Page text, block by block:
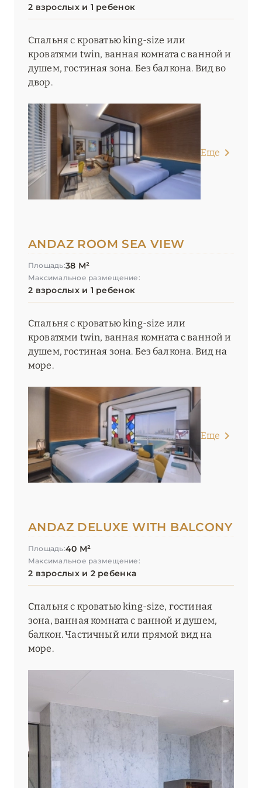
Madinat – Jumeirah Al Naseem
Madinat – Jumeirah Al Qasr
Madinat – Jumeirah Dar Al Masyaf
Madinat – Jumeirah Mina Al Salam
Mandarin Oriental Jumeira, Dubai
NH Collection Dubai The Palm
Nikki Beach Resort & Spa Dubai
One&Only One Za'abeel
Palazzo Versace Dubai
Park Hyatt Dubai
Raffles Dubai
Raffles The Palm Dubai
SIRO One Za’abeel
Sofitel Dubai Downtown
Sofitel Dubai Jumeirah Beach
Sofitel Dubai The Palm Resort & Spa
The Ritz-Carlton, Dubai
The St. Regis Dubai, The Palm
Vida Creek Harbour
Vida Emirates Hills
Waldorf Astoria Dubai Palm Jumeirah
ОМАН
РАС-ЭЛЬ-ХАЙМА
2 взрослых и 1 ребенок
Спальня с кроватью king-size или
кроватями twin, ванная комната с ванной и
душем, гостиная зона. Без балкона. Вид во
двор.
Еще
ANDAZ ROOM SEA VIEW
Площадь:38 М²
Максимальное размещение:
2 взрослых и 1 ребенок
Спальня с кроватью king-size или
кроватями twin, ванная комната с ванной и
душем, гостиная зона. Без балкона. Вид на
море.
Еще
ANDAZ DELUXE WITH BALCONY
Площадь:40 М²
Максимальное размещение:
2 взрослых и 2 ребенка
Спальня с кроватью king-size, гостиная
зона, ванная комната с ванной и душем,
балкон. Частичный или прямой вид на
море.